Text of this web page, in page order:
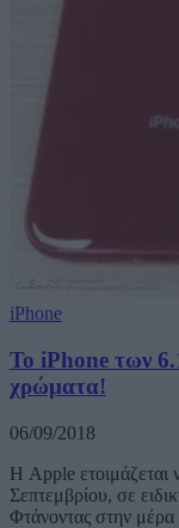
iPhone
Το iPhone των
χρώματα!
06/09/2018
Η Apple ετοιμάζεται
Σεπτεμβρίου, σε
Φτάνοντας στην